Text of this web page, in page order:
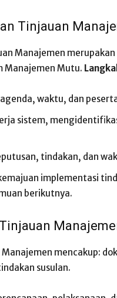
Tinjauan
Manajemen
Manajemen Mutu.
waktu, dan
sistem,
tindakan, dan
implementasi
berikutnya.
mencakup:
susulan.